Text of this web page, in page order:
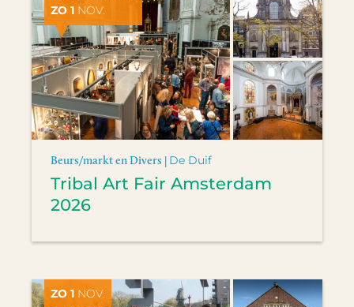
ZO 1 NOV.
Beurs/markt en Divers | De Duif
Tribal Art Fair Amsterdam
2026
ZO 1 NOV.